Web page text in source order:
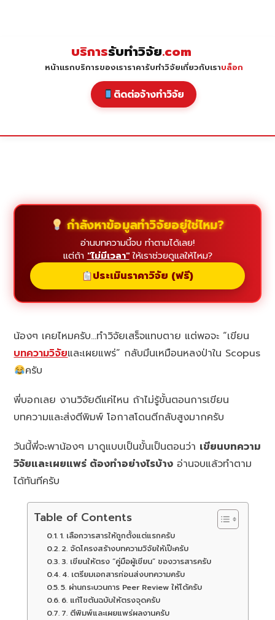
บริการรับทำวิจัย.com
หน้าแรกบริการของเราราคารับทำวิจัยเกี่ยวกับเราบล็อก
ติดต่อจ้างทำวิจัย
กำลังหาข้อมูลทำวิจัยอยู่ใช่ไหม?
อ่านบทความนี้จบ ทำตามได้เลย!
แต่ถ้า "ไม่มีเวลา"ให้เราช่วยดูแลให้ไหม?
ประเมินราคาวิจัย (ฟรี)
น้องๆ เคยไหมครับ…ทำวิจัยเสร็จแทบตาย แต่พอจะ “เขียน
บทความวิจัยและเผยแพร่” กลับมึนเหมือนหลงป่าใน Scopus
ครับ
พี่บอกเลย งานวิจัยดีแค่ไหน ถ้าไม่รู้ขั้นตอนการเขียน
บทความและส่งตีพิมพ์ โอกาสโดนตีกลับสูงมากครับ
วันนี้พี่จะพาน้องๆ มาดูแบบเป็นขั้นเป็นตอนว่า เขียนบทความ
วิจัยและเผยแพร่ ต้องทำอย่างไรบ้าง อ่านจบแล้วทำตาม
ได้ทันทีครับ
Table of Contents
1. เลือกวารสารให้ถูกตั้งแต่แรกครับ
2. จัดโครงสร้างบทความวิจัยให้เป๊ะครับ
3. เขียนให้ตรง “คู่มือผู้เขียน” ของวารสารครับ
4. เตรียมเอกสารก่อนส่งบทความครับ
5. ผ่านกระบวนการ Peer Review ให้ได้ครับ
6. แก้ไขต้นฉบับให้ตรงจุดครับ
7. ตีพิมพ์และเผยแพร่ผลงานครับ